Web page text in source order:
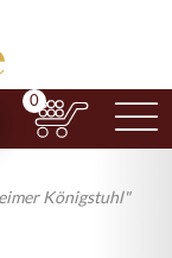
0
Königstuhl"